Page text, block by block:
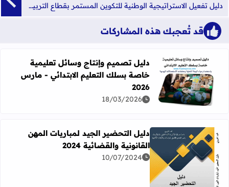
دليل تفعيل الاستراتيجية الوطنية للتكوين المستمر بقطاع التربية الوطنية
قد تُعجبك هذه المشاركات
اقرأ المزيد عن دليل تصميم وإنتاج وسائل تعليمية خاصة بسلك
دليل تصميم وإنتاج وسائل تعليمية
خاصة بسلك التعليم الابتدائي - مارس
2026
18/03/2026
اقرأ المزيد عن دليل التحضير الجيد لمباريات المهن القانونية
دليل التحضير الجيد لمباريات المهن
القانونية والقضائية 2024
10/07/2024